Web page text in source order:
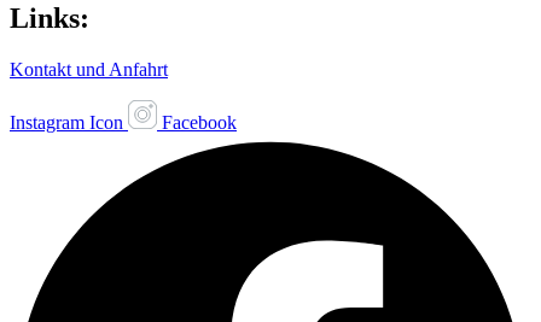
Links:
Kontakt und Anfahrt
Instagram Icon Facebook